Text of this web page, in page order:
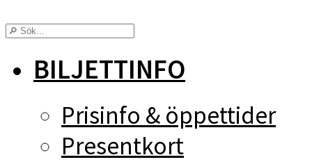
BILJETTINFO
Prisinfo & öppettider
Presentkort